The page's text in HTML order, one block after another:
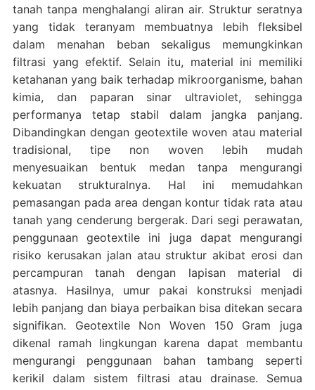
tanah tanpa menghalangi aliran air. Struktur seratnya
yang tidak teranyam membuatnya lebih fleksibel
dalam menahan beban sekaligus memungkinkan
filtrasi yang efektif. Selain itu, material ini memiliki
ketahanan yang baik terhadap mikroorganisme, bahan
kimia, dan paparan sinar ultraviolet, sehingga
performanya tetap stabil dalam jangka panjang.
Dibandingkan dengan geotextile woven atau material
tradisional, tipe non woven lebih mudah
menyesuaikan bentuk medan tanpa mengurangi
kekuatan strukturalnya. Hal ini memudahkan
pemasangan pada area dengan kontur tidak rata atau
tanah yang cenderung bergerak. Dari segi perawatan,
penggunaan geotextile ini juga dapat mengurangi
risiko kerusakan jalan atau struktur akibat erosi dan
percampuran tanah dengan lapisan material di
atasnya. Hasilnya, umur pakai konstruksi menjadi
lebih panjang dan biaya perbaikan bisa ditekan secara
signifikan. Geotextile Non Woven 150 Gram juga
dikenal ramah lingkungan karena dapat membantu
mengurangi penggunaan bahan tambang seperti
kerikil dalam sistem filtrasi atau drainase. Semua